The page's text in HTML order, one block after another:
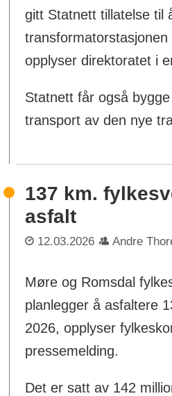
gitt Statnett tillatelse til
opplyser direktoratet i
Statnett får også
transport av den nye
137 km.
asfalt
12.03.2026 Andre
Møre og Romsdal
planlegger å asfaltere
2026, opplyser
pressemelding.
Det er satt av 142